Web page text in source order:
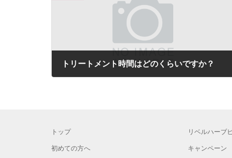
トリートメント時間はどのくらいですか？
トップ
初めての方へ
リベルハーブ
キャンペーン